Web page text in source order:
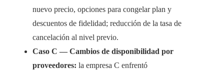
nuevo precio, opciones para congelar plan y
descuentos de fidelidad; reducción de la tasa de
cancelación al nivel previo.
Caso C — Cambios de disponibilidad por
proveedores: la empresa C enfrentó